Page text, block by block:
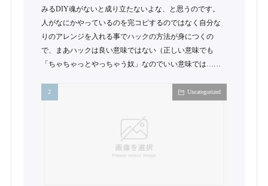
みるDIY魂がないと成り立たないよな、と思うのです。
人がなにかやっているのを完コピするのではなく自分な
りのアレンジを入れる事でハックの方法が身につくの
で、まあハックは良い意味ではない（正しい意味でも
「ちゃちゃっとやっちゃう奴」なのでいい意味では……
Uncategorized